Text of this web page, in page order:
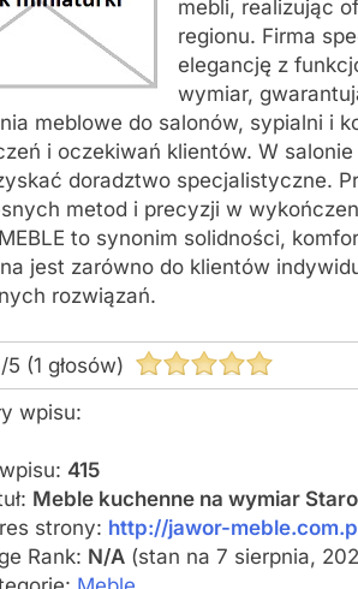
mebli, realizując
regionu. Firma
elegancję z
wymiar,
meblowe do salonów, sypialni i
i oczekiwań klientów. W
doradztwo specjalistyczne.
metod i precyzji w
to synonim solidności,
jest zarówno do klientów
rozwiązań.
/5 (1 głosów)
wpisu:
415
Meble kuchenne na wymiar
strony: http://jawor-
Rank: N/A(stan na 7 sierpnia,